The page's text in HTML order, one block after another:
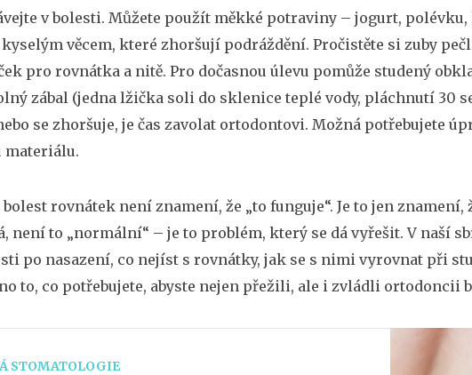
v bolesti. Můžete použít měkké potraviny – jogurt,
věcem, které zhoršují podráždění. Pročistěte si zuby
pro rovnátka a nitě. Pro dočasnou úlevu pomůže studený
zábal (jedna lžička soli do sklenice teplé vody, pláchnutí 30
se zhoršuje, je čas zavolat ortodontovi. Možná potřebujete
materiálu.
rovnátek není znamení, že „to funguje“. Je to jen znamení,
není to „normální“ – je to problém, který se dá vyřešit. V naší
po nasazení, co nejíst s rovnátky, jak se s nimi vyrovnat při
to, co potřebujete, abyste nejen přežili, ale i zvládli ortodoncii
STOMATOLOGIE